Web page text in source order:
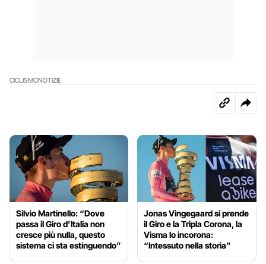
CICLISMONOTIZIE
Silvio Martinello: “Dove
passa il Giro d’Italia non
cresce più nulla, questo
sistema ci sta estinguendo”
Jonas Vingegaard si prende
il Giro e la Tripla Corona, la
Visma lo incorona:
“Intessuto nella storia”